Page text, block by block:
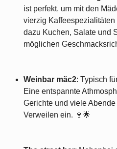
ist perfekt, um mit den
vierzig Kaffeespezialitäten
dazu Kuchen, Salate und
möglichen
Weinbar mäc2: Typisch
Eine entspannte
Gerichte und viele
Verweilen ein. 🍷🌟